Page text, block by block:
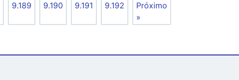
9.189 9.190 9.191 9.192
Próximo
»